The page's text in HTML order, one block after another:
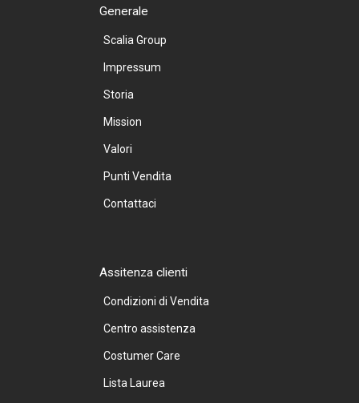
Generale
Scalia Group
Impressum
Storia
Mission
Valori
Punti Vendita
Contattaci
Assitenza clienti
Condizioni di Vendita
Centro assistenza
Costumer Care
Lista Laurea